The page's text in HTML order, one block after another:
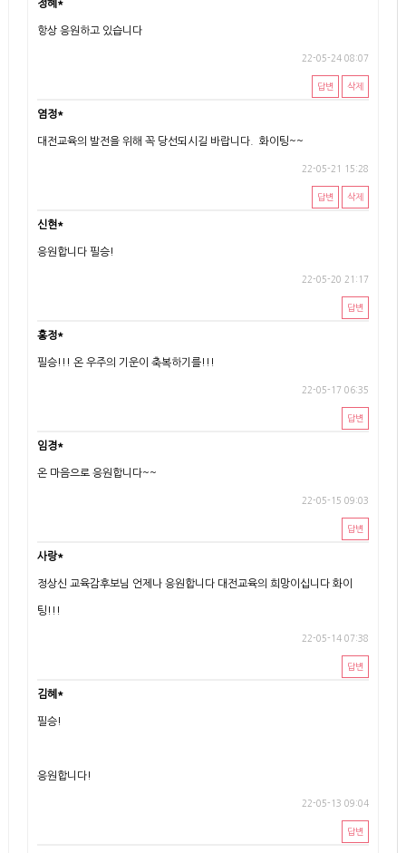
정혜*
항상 응원하고 있습니다
22-05-24 08:07
답변 삭제
염정*
대전교육의 발전을 위해 꼭 당선되시길 바랍니다. 화이팅~~
22-05-21 15:28
답변 삭제
신현*
응원합니다 필승!
22-05-20 21:17
답변
홍정*
필승!!! 온 우주의 기운이 축복하기를!!!
22-05-17 06:35
답변
임경*
온 마음으로 응원합니다~~
22-05-15 09:03
답변
사랑*
정상신 교육감후보님 언제나 응원합니다 대전교육의 희망이십니다 화이
팅!!!
22-05-14 07:38
답변
김혜*
필승!
응원합니다!
22-05-13 09:04
답변